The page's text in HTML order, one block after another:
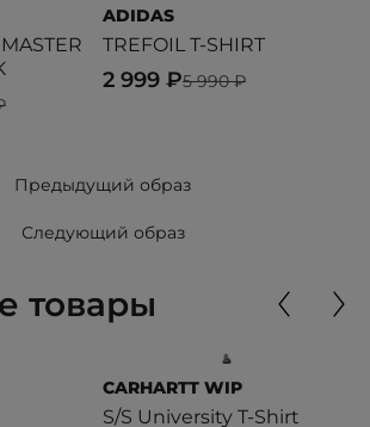
ADIDAS
TREFOIL T-SHIRT
5 990 ₽
2 999 ₽
Предыдущий образ
Следующий образ
товары
CARHARTT WIP
S/S University T-Shirt